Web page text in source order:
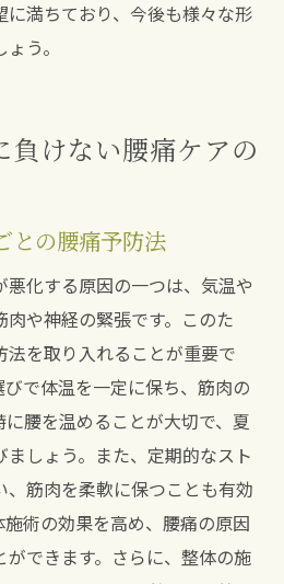
満ちており、今後も様々な形
う。
負けない腰痛ケアの
との腰痛予防法
化する原因の一つは、気温や
や神経の緊張です。このた
を取り入れることが重要で
で体温を一定に保ち、筋肉の
腰を温めることが大切で、夏
しょう。また、定期的なスト
、筋肉を柔軟に保つことも有効
術の効果を高め、腰痛の原因
ができます。さらに、整体の施